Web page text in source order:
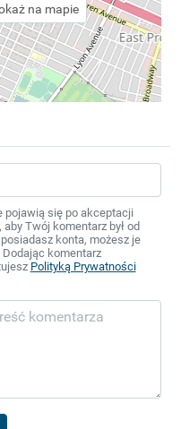
na mapie
pojawią się po akceptacji
Twój komentarz był od
konta, możesz je
komentarz
Polityką Prywatności